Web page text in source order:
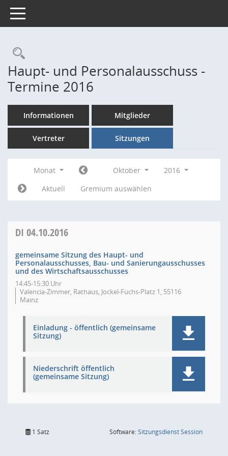
Toggle navigation
Rechercheauswahl
Haupt- und Personalausschuss -
Termine 2016
Informationen Mitglieder
Vertreter Sitzungen
Monat Oktober
2016
Aktuell
Gremium auswählen
DI 04.10.2016
gemeinsame Sitzung des Haupt- und
Personalausschusses, Bau- und Sanierungausschusses
und des Wirtschaftsausschusses
14:45-15:30 Uhr
Valencia-Zimmer, Rathaus, Jockel-Fuchs-Platz 1, 55116
Mainz
Einladung - öffentlich (gemeinsame
Sitzung)
Niederschrift öffentlich
(gemeinsame Sitzung)
1 Satz Software:SitzungsdienstSession(Wird in